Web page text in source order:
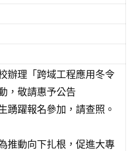
辦理「跨域工程應用冬令
，敬請惠予公告
踴躍報名參加，請查照。
推動向下扎根，促進大專